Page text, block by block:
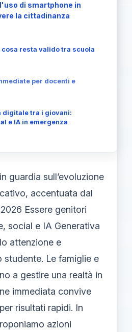
di smartphone in
la cittadinanza
resta valido tra scuola
per docenti e
digitale tra i giovani:
e IA in emergenza
guardia sull’evoluzione
accentuata dal
Essere genitori
social e IA Generativa
attenzione e
studente. Le famiglie e
a gestire una realtà in
immediata convive
risultati rapidi. In
azioni